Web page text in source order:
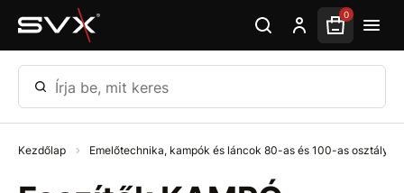
Ugrás az oldal fő részéhez 0
Írja be, mit keres
Kezdőlap Emelőtechnika, kampók és láncok 80-as és 100-as osztály